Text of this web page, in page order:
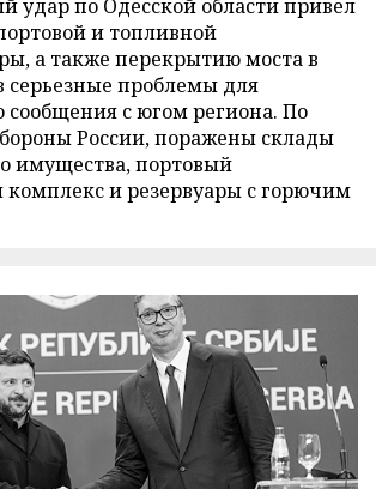
удар по Одесской области привел
и топливной
а также перекрытию моста в
серьезные проблемы для
сообщения с югом региона. По
России, поражены склады
имущества, портовый
и резервуары с горючим